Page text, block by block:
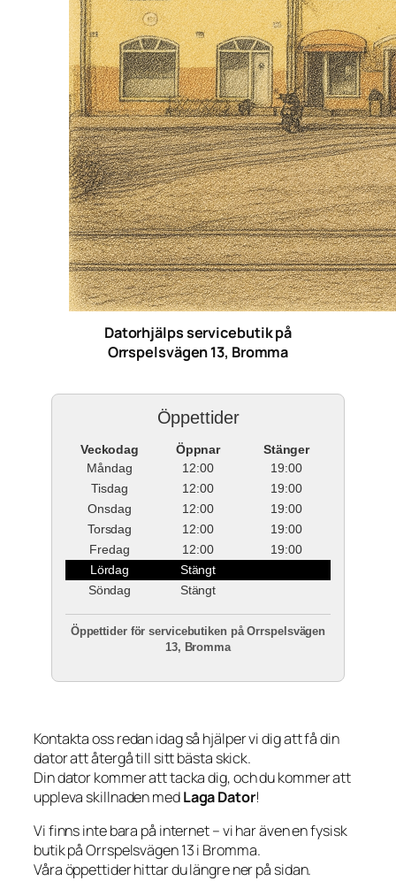
Datorhjälps servicebutik på
Orrspelsvägen 13, Bromma
Öppettider
Veckodag Öppnar
Stänger
Måndag
12:00
19:00
Tisdag
12:00
19:00
Onsdag
12:00
19:00
Torsdag
12:00
19:00
Fredag
12:00
19:00
Lördag
Stängt
Söndag
Stängt
Öppettider för servicebutiken på Orrspelsvägen
13, Bromma
Kontakta oss redan idag så hjälper vi dig att få din
dator att återgå till sitt bästa skick.
Din dator kommer att tacka dig, och du kommer att
uppleva skillnaden medLaga Dator!
Vi finns inte bara på internet – vi har även en fysisk
butik på Orrspelsvägen 13 i Bromma.
Våra öppettider hittar du längre ner på sidan.